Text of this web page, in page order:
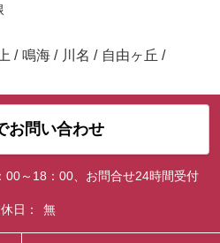
/ 鳴海 / 川名 / 自由ヶ丘 /
お問い合わせ
00～18：00、お問合せ24時間受付
日：
無